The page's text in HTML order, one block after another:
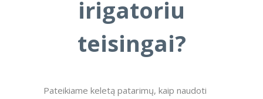
irigatoriu
teisingai?
Pateikiame keletą patarimų, kaip naudoti